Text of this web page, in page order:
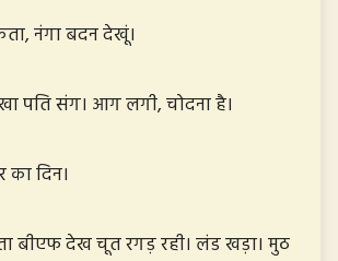
नंगा बदन देखूं।
पति संग। आग लगी, चोदना है।
का दिन।
बीएफ देख चूत रगड़ रही। लंड खड़ा। मुठ